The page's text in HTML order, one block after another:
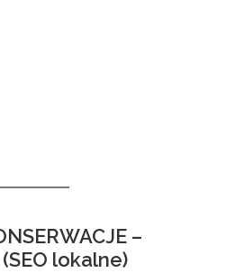
–
lokalne)